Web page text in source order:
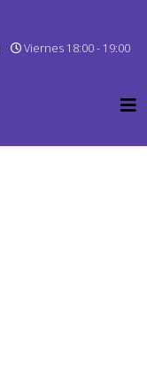
Viernes 18:00 - 19:00